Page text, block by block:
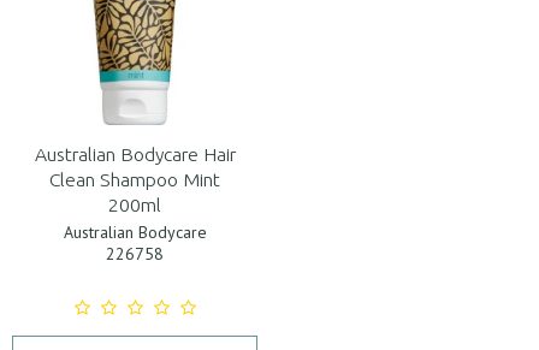
Australian Bodycare Hair
Clean Shampoo Mint
200ml
Australian Bodycare
226758